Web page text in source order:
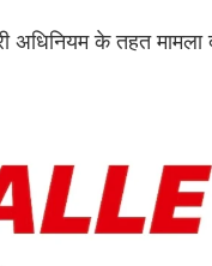
के तहत मामला